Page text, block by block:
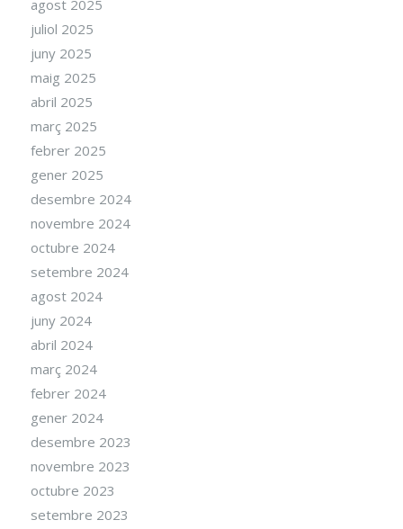
agost 2025
juliol 2025
juny 2025
maig 2025
abril 2025
març 2025
febrer 2025
gener 2025
desembre 2024
novembre 2024
octubre 2024
setembre 2024
agost 2024
juny 2024
abril 2024
març 2024
febrer 2024
gener 2024
desembre 2023
novembre 2023
octubre 2023
setembre 2023